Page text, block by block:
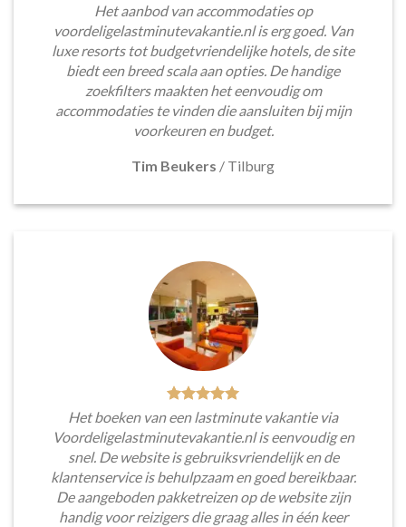
Het aanbod van accommodaties op
voordeligelastminutevakantie.nl is erg goed. Van
luxe resorts tot budgetvriendelijke hotels, de site
biedt een breed scala aan opties. De handige
zoekfilters maakten het eenvoudig om
accommodaties te vinden die aansluiten bij mijn
voorkeuren en budget.
Tim Beukers / Tilburg
Het boeken van een lastminute vakantie via
Voordeligelastminutevakantie.nl is eenvoudig en
snel. De website is gebruiksvriendelijk en de
klantenservice is behulpzaam en goed bereikbaar.
De aangeboden pakketreizen op de website zijn
handig voor reizigers die graag alles in één keer